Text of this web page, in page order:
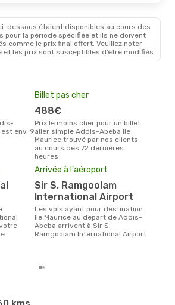
dessous étaient disponibles au cours des
pour la période spécifiée et ils ne doivent
comme le prix final offert. Veuillez noter
et les prix sont susceptibles d’être modifiés.
env. 9
Billet pas cher
488€
Prix le moins cher pour un billet
aller simple Addis-Abeba Île
Maurice trouvé par nos clients
au cours des 72 dernières
heures
Arrivée à l'aéroport
Sir S. Ramgoolam
International Airport
Les vols ayant pour destination
Île Maurice au depart de Addis-
Abeba arrivent à Sir S.
Ramgoolam International Airport